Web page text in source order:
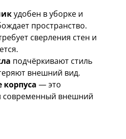
удобен в уборке и
пространство.
сверления стен и
подчёркивают стиль
внешний вид.
— это
современный внешний